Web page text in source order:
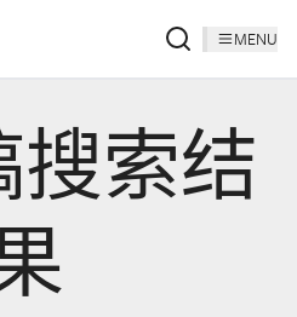
MENU
搜索结